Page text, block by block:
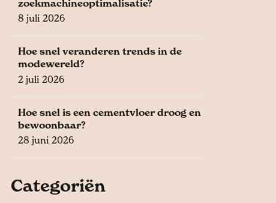
zoekmachineoptimalisatie?
8 juli 2026
Hoe snel veranderen trends in de
modewereld?
2 juli 2026
Hoe snel is een cementvloer droog en
bewoonbaar?
28 juni 2026
Categoriën